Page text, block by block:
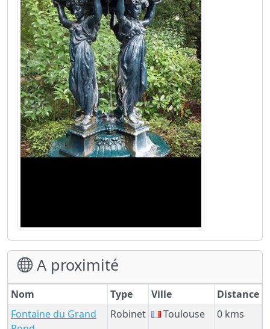
A proximité
Nom Type Ville
Distance
Fontaine du Grand
Robinet Toulouse 0 kms